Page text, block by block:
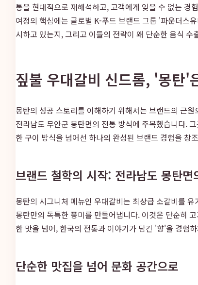
통을 현대적으로 재해석하고, 고객에게 잊을 수 없는 경
여정의 핵심에는 글로벌 K-푸드 브랜드 그룹 '파운더스
시하고 있는지, 그리고 이들의 전략이 왜 단순한 음식
짚불 우대갈비 신드롬, '몽탄'
몽탄의 성공 스토리를 이해하기 위해서는 브랜드의 근
전라남도 무안군 몽탄면의 전통 방식에 주목했습니다.
한 구이 방식을 넘어선 하나의 완성된 브랜드 경험을 창
브랜드 철학의 시작: 전라남도 몽탄
몽탄의 시그니처 메뉴인 우대갈비는 최상급 소갈비를
몽탄만의 독특한 풍미를 만들어냅니다. 이것은 단순히
한 맛을 넘어, 한국의 전통과 이야기가 담긴 '향'을 경험
단순한 맛집을 넘어 문화 공간으로